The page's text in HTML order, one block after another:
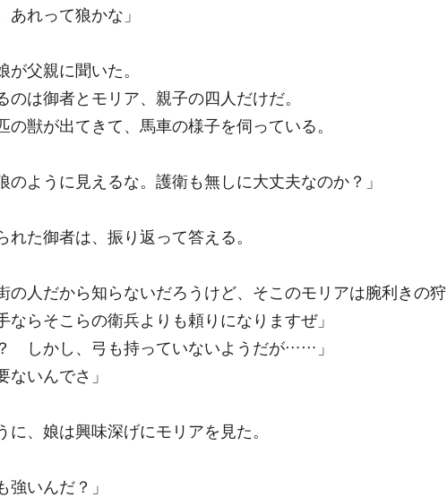
あれって狼かな」
父親に聞いた。
は御者とモリア、親子の四人だけだ。
獣が出てきて、馬車の様子を伺っている。
ように見えるな。護衛も無しに大丈夫なのか？」
た御者は、振り返って答える。
の人だから知らないだろうけど、そこのモリアは腕利きの狩
ならそこらの衛兵よりも頼りになりますぜ」
しかし、弓も持っていないようだが……」
ないんでさ」
、娘は興味深げにモリアを見た。
いんだ？」